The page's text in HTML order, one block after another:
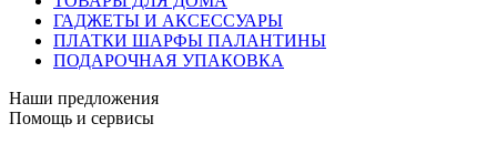
ГАДЖЕТЫ И АКСЕССУАРЫ
ПЛАТКИ ШАРФЫ ПАЛАНТИНЫ
ПОДАРОЧНАЯ УПАКОВКА
Наши предложения
Помощь и сервисы